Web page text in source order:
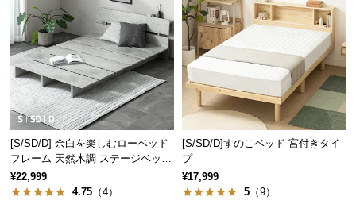
に
つ
い
て
会
員
規
に
[S/SD/D] 余白を楽しむローベッド
フレーム 天然木調 ステージベッド
2口コンセントタイプ
¥22,999
4.75 （4）
[S/SD/D]すのこベッド 宮付きタイ
プ
¥17,999
5 （9）